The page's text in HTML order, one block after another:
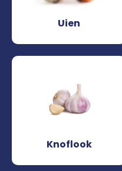
Uien
Knoflook